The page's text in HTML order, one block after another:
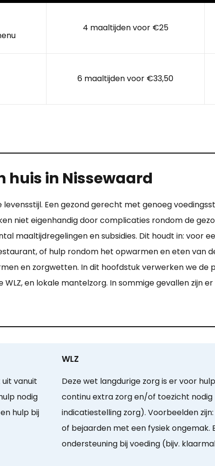
4 maaltijden voor €25
6 maaltijden voor €33,50
huis in Nissewaard
Een gezond gerecht met genoeg
niet eigenhandig door complicaties rondom de
maaltijdregelingen en subsidies. Dit houdt in: voor
of hulp rondom het opwarmen en eten van
en zorgwetten. In dit hoofdstuk verwerken we de
en lokale mantelzorg. In sommige gevallen zijn
vanuit
nodig
hulp bij
WLZ
Deze wet langdurige zorg is er voor
continu extra zorg en/of toezicht
indicatiestelling zorg). Voorbeelden
of bejaarden met een fysiek ongemak.
ondersteuning bij voeding (bijv.